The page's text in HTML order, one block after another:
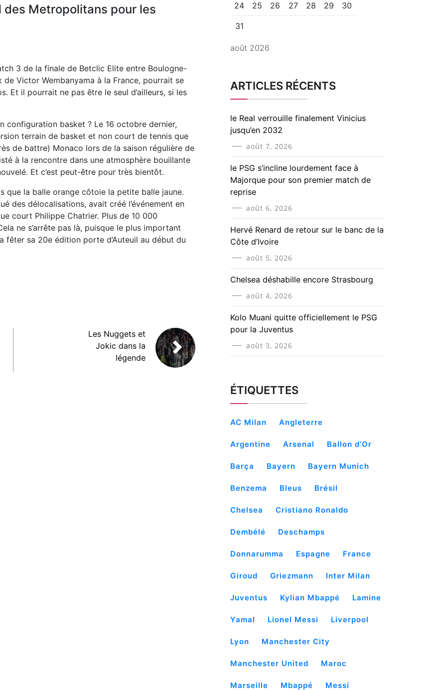
des Metropolitans pour les
3 de la finale de Betclic Elite entre Boulogne-
Victor Wembanyama à la France, pourrait se
Et il pourrait ne pas être le seul d’ailleurs, si les
configuration basket ? Le 16 octobre dernier,
terrain de basket et non court de tennis que
de battre) Monaco lors de la saison régulière de
à la rencontre dans une atmosphère bouillante
Et c’est peut-être pour très bientôt.
que la balle orange côtoie la petite balle jaune.
des délocalisations, avait créé l’événement en
court Philippe Chatrier. Plus de 10 000
ne s’arrête pas là, puisque le plus important
fêter sa 20e édition porte d’Auteuil au début du
Les Nuggets et
Jokic dans la
légende
août 2026
24 25 26 27 28 29 30
31
ARTICLES RÉCENTS
le Real verrouille finalement Vinicius
jusqu’en 2032
août 7, 2026
le PSG s’incline lourdement face à
Majorque pour son premier match de
reprise
août 6, 2026
Hervé Renard de retour sur le banc de la
Côte d’Ivoire
août 5, 2026
Chelsea déshabille encore Strasbourg
août 4, 2026
Kolo Muani quitte officiellement le PSG
pour la Juventus
août 3, 2026
ÉTIQUETTES
AC Milan Angleterre
Argentine Arsenal Ballon d’Or
Barça Bayern Bayern Munich
Benzema Bleus Brésil
Chelsea Cristiano Ronaldo
Dembélé Deschamps
Donnarumma Espagne France
Giroud Griezmann Inter Milan
Juventus Kylian Mbappé Lamine
Yamal Lionel Messi Liverpool
Lyon Manchester City
Manchester United Maroc
Marseille Mbappé Messi